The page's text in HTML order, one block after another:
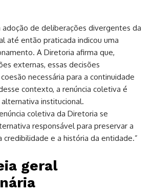
de deliberações divergentes da
até então praticada indicou uma
A Diretoria afirma que,
externas, essas decisões
necessária para a continuidade
contexto, a renúncia coletiva é
institucional.
coletiva da Diretoria se
responsável para preservar a
credibilidade e a história da entidade.”
geral